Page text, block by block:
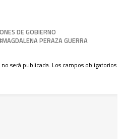
DE GOBIERNO
MAGDALENA PERAZA GUERRA
será publicada. Los campos obligatorios